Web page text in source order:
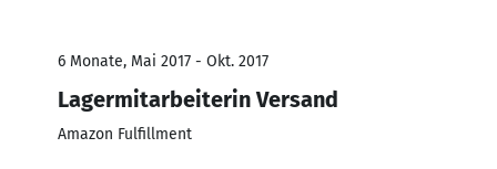
6 Monate, Mai 2017 - Okt. 2017
Lagermitarbeiterin Versand
Amazon Fulfillment